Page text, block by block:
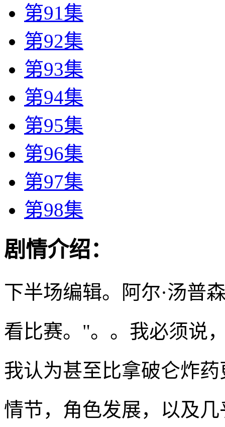
第91集
第92集
第93集
第94集
第95集
第96集
第97集
第98集
剧情介绍：
下半场编辑。阿尔·汤普
看比赛。"。。我必须说
我认为甚至比拿破仑炸
情节，角色发展，以及